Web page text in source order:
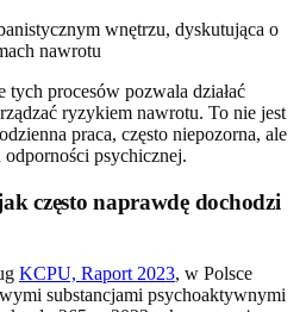
procesów pozwala działać
ryzykiem nawrotu. To nie jest
praca, często niepozorna, ale
psychicznej.
często naprawdę dochodzi
KCPU, Raport 2023, w Polsce
substancjami psychoaktywnymi